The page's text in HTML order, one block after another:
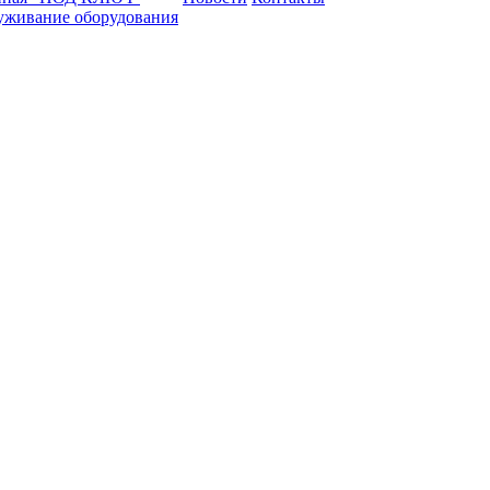
оборудования